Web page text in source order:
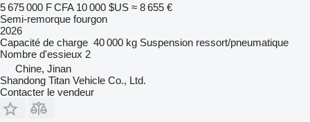
5 675 000 F CFA 10 000 $US ≈ 8 655 €
Semi-remorque fourgon
2026
Capacité de charge 40 000 kg Suspension ressort/pneumatique
Nombre d'essieux 2
Chine, Jinan
Shandong Titan Vehicle Co., Ltd.
Contacter le vendeur